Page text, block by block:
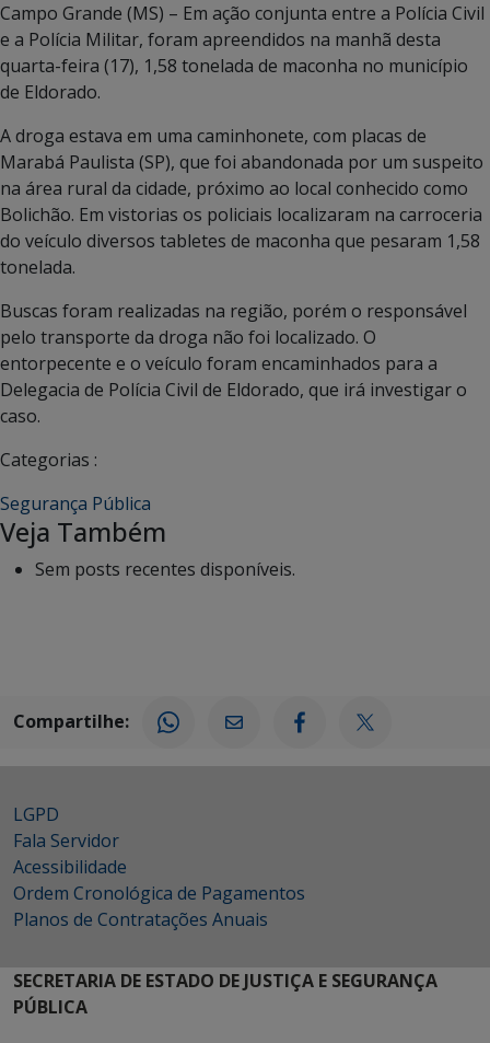
Campo Grande (MS) – Em ação conjunta entre a Polícia Civil
e a Polícia Militar, foram apreendidos na manhã desta
quarta-feira (17), 1,58 tonelada de maconha no município
de Eldorado.
A droga estava em uma caminhonete, com placas de
Marabá Paulista (SP), que foi abandonada por um suspeito
na área rural da cidade, próximo ao local conhecido como
Bolichão. Em vistorias os policiais localizaram na carroceria
do veículo diversos tabletes de maconha que pesaram 1,58
tonelada.
Buscas foram realizadas na região, porém o responsável
pelo transporte da droga não foi localizado. O
entorpecente e o veículo foram encaminhados para a
Delegacia de Polícia Civil de Eldorado, que irá investigar o
caso.
Categorias :
Segurança Pública
Veja Também
Sem posts recentes disponíveis.
Compartilhe:
LGPD
Fala Servidor
Acessibilidade
Ordem Cronológica de Pagamentos
Planos de Contratações Anuais
SECRETARIA DE ESTADO DE JUSTIÇA E SEGURANÇA
PÚBLICA